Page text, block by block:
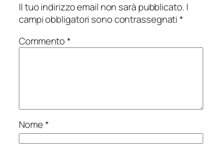
Il tuo indirizzo email non sarà pubblicato. I
campi obbligatori sono contrassegnati*
Commento*
Nome*